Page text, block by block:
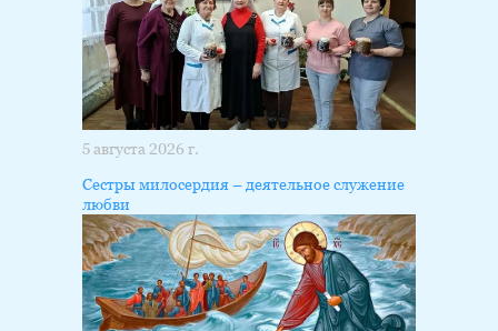
5 августа 2026 г.
Сестры милосердия – деятельное служение
любви